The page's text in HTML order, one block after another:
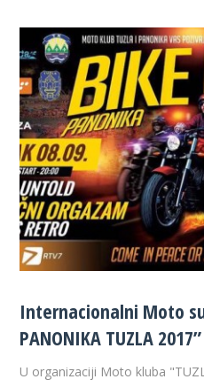
Internacionalni Moto
PANONIKA TUZLA 2017”
U organizaciji Moto kluba